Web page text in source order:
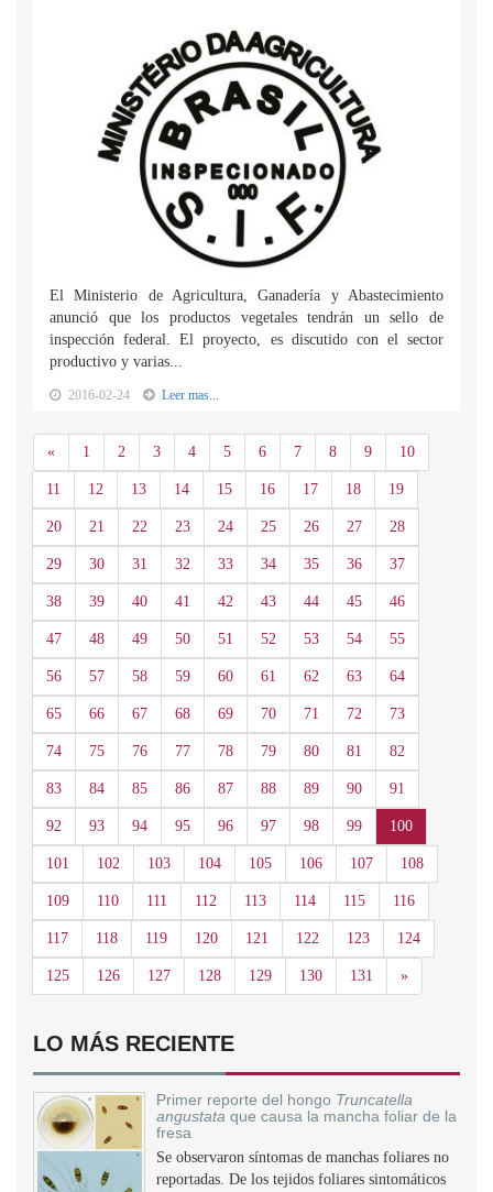
El Ministerio de Agricultura, Ganadería y Abastecimiento
anunció que los productos vegetales tendrán un sello de
inspección federal. El proyecto, es discutido con el sector
productivo y varias...
2016-02-24 Leer mas...
«Anterior
1 2 3 4 5 6 7 8 9 10
11 12 13 14 15 16 17 18 19
20 21 22 23 24 25 26 27 28
29 30 31 32 33 34 35 36 37
38 39 40 41 42 43 44 45 46
47 48 49 50 51 52 53 54 55
56 57 58 59 60 61 62 63 64
65 66 67 68 69 70 71 72 73
74 75 76 77 78 79 80 81 82
83 84 85 86 87 88 89 90 91
92 93 94 95 96 97 98 99 100
101 102 103 104 105 106 107 108
109 110 111 112 113 114 115 116
117 118 119 120 121 122 123 124
125 126 127 128 129 130 131 »Siguiente
LO MÁS RECIENTE
Primer reporte del hongo Truncatella
angustata que causa la mancha foliar de la
fresa
Se observaron síntomas de manchas foliares no
reportadas. De los tejidos foliares sintomáticos